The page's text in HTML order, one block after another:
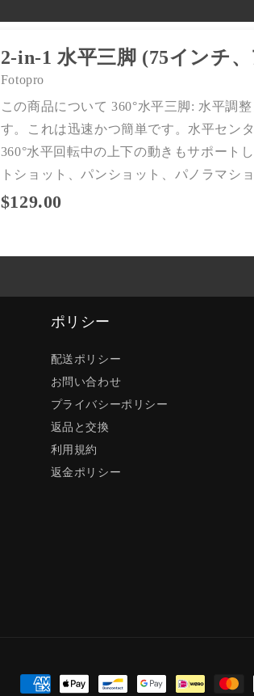
2-in-1 水平三脚 (75インチ
Fotopro
この商品について 360°水平三脚: 水平調
す。これは迅速かつ簡単です。水平セン
360°水平回転中の上下の動きもサポート
トショット、パンショット、パノラマシ
$129.00
ポリシー
配送ポリシー
お問い合わせ
プライバシーポリシー
返品と交換
利用規約
返金ポリシー